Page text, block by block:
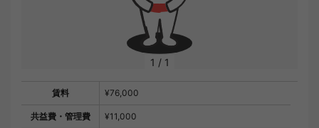
1 / 1
賃料 ¥76,000
共益費・管理費 ¥11,000